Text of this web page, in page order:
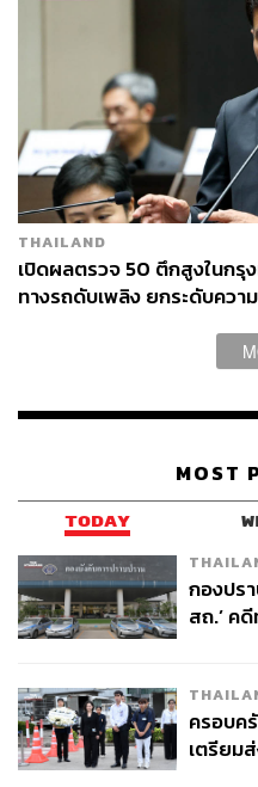
TAGS: ป้ายโฆษณา
THAILAND
เปิดผลตรวจ 50 ตึกสูงในกรุ
ทางรถดับเพลิง ยกระดับควา
MOST
TODAY
กองปร
สถ.’ ค
ครอบค
เตรียม